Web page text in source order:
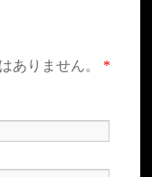
ありません。 *